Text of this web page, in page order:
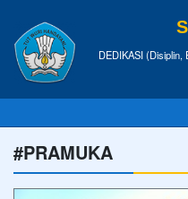
DEDIKASI
#PRAMUKA